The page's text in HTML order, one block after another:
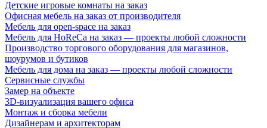
Детские игровые комнаты на заказ
Офисная мебель на заказ от производителя
Мебель для open-space на заказ
Мебель для HoReCa на заказ — проекты любой сложности
Производство торгового оборудования для магазинов,
шоурумов и бутиков
Мебель для дома на заказ — проекты любой сложности
Сервисные службы
Замер на объекте
3D-визуализация вашего офиса
Монтаж и сборка мебели
Дизайнерам и архитекторам